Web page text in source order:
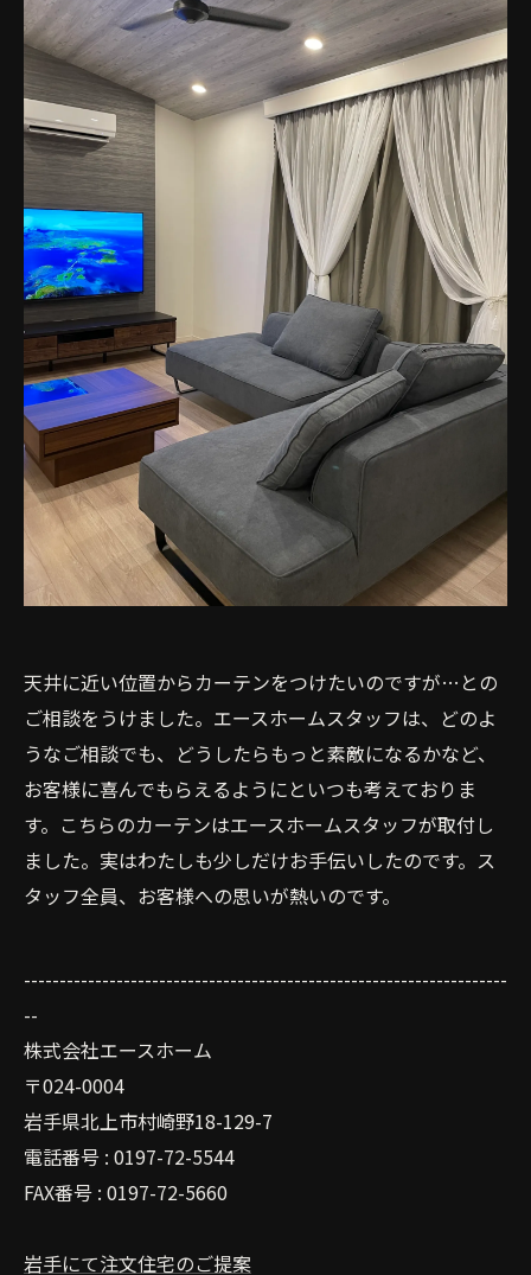
天井に近い位置からカーテンをつけたいのですが…との
ご相談をうけました。エースホームスタッフは、どのよ
うなご相談でも、どうしたらもっと素敵になるかなど、
お客様に喜んでもらえるようにといつも考えておりま
す。こちらのカーテンはエースホームスタッフが取付し
ました。実はわたしも少しだけお手伝いしたのです。ス
タッフ全員、お客様への思いが熱いのです。
--------------------------------------------------------------------
--
株式会社エースホーム
〒024-0004
岩手県北上市村崎野18-129-7
電話番号 : 0197-72-5544
FAX番号 : 0197-72-5660
岩手にて注文住宅のご提案